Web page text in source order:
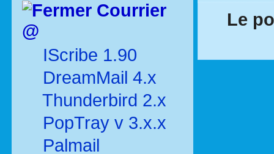
Courrier
@
IScribe 1.90
DreamMail 4.x
Thunderbird 2.x
PopTray v 3.x.x
Palmail
Le